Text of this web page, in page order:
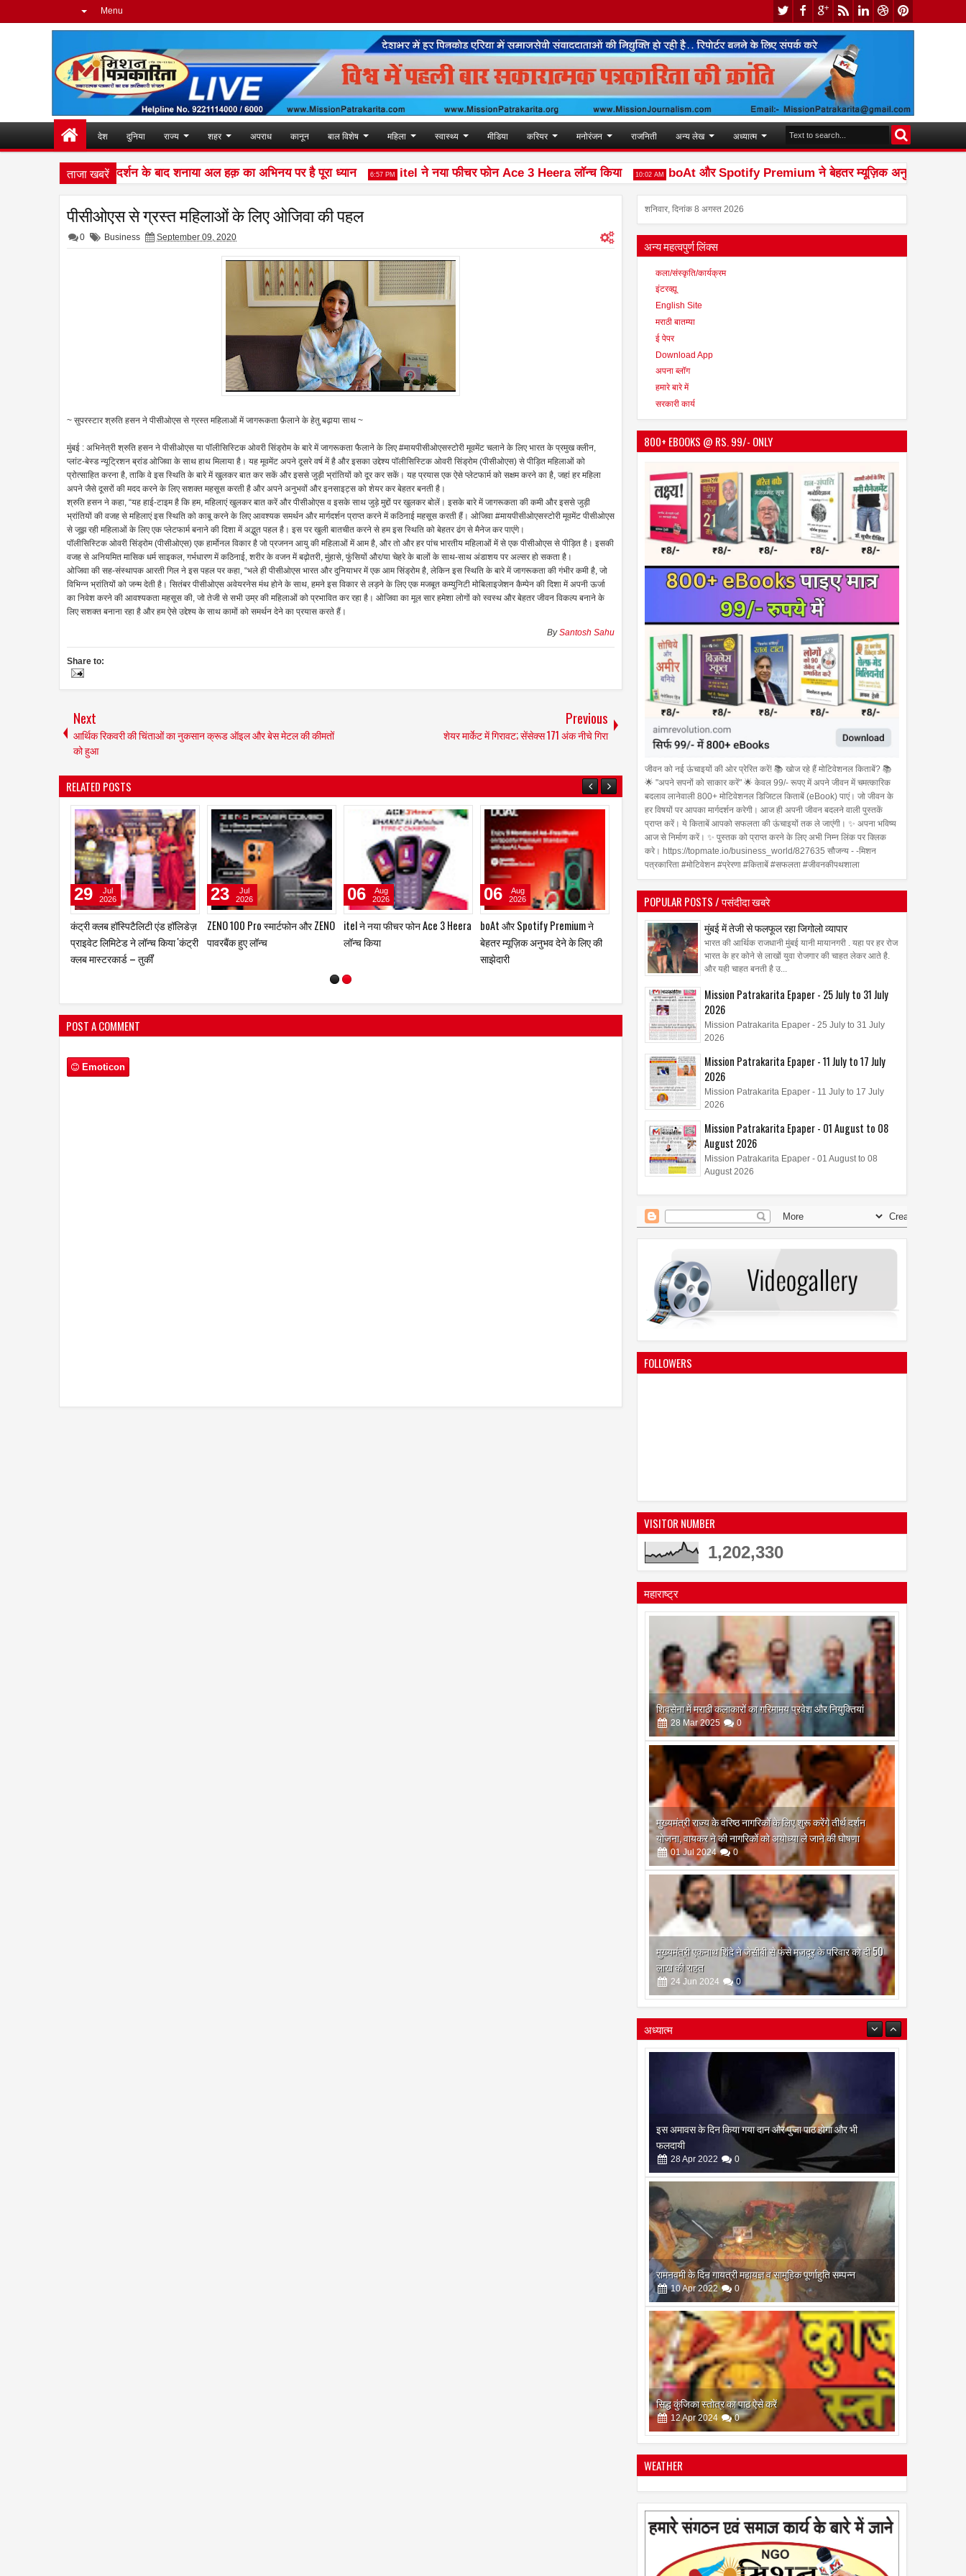
Menu
देश दुनिया राज्य शहर अपराध कानून बाल विशेष महिला स्वास्थ्य मीडिया करियर मनोरंजन राजनिती अन्य लेख अध्यात्म
ताजा खबरें
दुनिया में शानदार प्रदर्शन के बाद शनाया अल हक़ का अभिनय पर है पूरा ध्यान 6:57 PM itel ने नया फीचर फोन Ace 3 Heera लॉन्च किया 10:02 AM boAt और Spotify Premium ने बेहतर म्यूज़िक अनुभव देने के लिए की
पीसीओएस से ग्रस्त महिलाओं के लिए ओजिवा की पहल
0 Business September 09, 2020
~ सुपरस्टार श्रुति हसन ने पीसीओएस से ग्रस्त महिलाओं में जागरूकता फ़ैलाने के हेतु बढ़ाया साथ ~
मुंबई : अभिनेत्री श्रुति हसन ने पीसीओएस या पॉलीसिस्टिक ओवरी सिंड्रोम के बारे में जागरूकता फैलाने के लिए #मायपीसीओएसस्टोरी मूवमेंट चलाने के लिए भारत के प्रमुख क्लीन,
प्लांट-बेस्ड न्यूट्रिशन ब्रांड ओजिवा के साथ हाथ मिलाया है। यह मूवमेंट अपने दूसरे वर्ष में है और इसका उद्देश्य पॉलीसिस्टिक ओवरी सिंड्रोम (पीसीओएस) से पीड़ित महिलाओं को
प्रोत्साहित करना है, ताकि वे इस स्थिति के बारे में खुलकर बात कर सकें और इससे जुड़ी भ्रांतियों को दूर कर सकें। यह प्रयास एक ऐसे प्लेटफार्म को सक्षम करने का है, जहां हर महिला
अपने जैसे दूसरों की मदद करने के लिए सशक्त महसूस करती है और अपने अनुभवों और इनसाइट्स को शेयर कर बेहतर बनती है।
श्रुति हसन ने कहा, “यह हाई-टाइम है कि हम, महिलाएं खुलकर बात करें और पीसीओएस व इसके साथ जुड़े मुद्दों पर खुलकर बोलें। इसके बारे में जागरूकता की कमी और इससे जुड़ी
भ्रांतियों की वजह से महिलाएं इस स्थिति को काबू करने के लिए आवश्यक समर्थन और मार्गदर्शन प्राप्त करने में कठिनाई महसूस करती हैं। ओजिवा #मायपीसीओएसस्टोरी मूवमेंट पीसीओएस
से जूझ रही महिलाओं के लिए एक प्लेटफार्म बनाने की दिशा में अद्भुत पहल है। इस पर खुली बातचीत करने से हम इस स्थिति को बेहतर ढंग से मैनेज कर पाएंगे।
पॉलीसिस्टिक ओवरी सिंड्रोम (पीसीओएस) एक हार्मोनल विकार है जो प्रजनन आयु की महिलाओं में आम है, और तो और हर पांच भारतीय महिलाओं में से एक पीसीओएस से पीड़ित है। इसकी
वजह से अनियमित मासिक धर्म साइकल, गर्भधारण में कठिनाई, शरीर के वजन में बढ़ोतरी, मुंहासे, फुंसियों और/या चेहरे के बालों के साथ-साथ अंडाशय पर अल्सर हो सकता है।
ओजिवा की सह-संस्थापक आरती गिल ने इस पहल पर कहा, “भले ही पीसीओएस भारत और दुनियाभर में एक आम सिंड्रोम है, लेकिन इस स्थिति के बारे में जागरूकता की गंभीर कमी है, जो
विभिन्न भ्रांतियों को जन्म देती है। सितंबर पीसीओएस अवेयरनेस मंथ होने के साथ, हमने इस विकार से लड़ने के लिए एक मजबूत कम्युनिटी मोबिलाइजेशन कैम्पेन की दिशा में अपनी ऊर्जा
का निवेश करने की आवश्यकता महसूस की, जो तेजी से सभी उम्र की महिलाओं को प्रभावित कर रहा है। ओजिवा का मूल सार हमेशा लोगों को स्वस्थ और बेहतर जीवन विकल्प बनाने के
लिए सशक्त बनाना रहा है और हम ऐसे उद्देश्य के साथ कामों को समर्थन देने का प्रयास करते हैं।
BySantosh Sahu
Share to:
Next
आर्थिक रिकवरी की चिंताओं का नुकसान क्रूड ऑइल और बेस मेटल की कीमतों
को हुआ
Previous
शेयर मार्केट में गिरावट; सेंसेक्स 171 अंक नीचे गिरा
RELATED POSTS
शेखर श्रीनिवासन अब यूरो फ्रेगरेंस
इंडिया की कमान संभालेंगे
04
Aug
2026
ताइवान एक्सीलेंस ने ऑटोमेशन एक्सपो
2026 में स्मार्ट मैन्युफैक्चरिंग के भविष्य
04
Aug
2026
कंट्री क्लब हॉस्पिटैलिटी एंड हॉलिडेज़
प्राइवेट लिमिटेड ने लॉन्च किया 'कंट्री
29
Jul
2026
ZENO 100 Pro स्मार्टफोन और ZENO
पावरबैंक हुए लॉन्च
23
Jul
2026
itel ने नया फीचर फोन Ace 3 Heera
लॉन्च किया
06
Aug
2026
boAt और Spotify Premium ने
बेहतर म्यूज़िक अनुभव देने के लिए की
साझेदारी
06
Aug
POST A COMMENT
शनिवार, दिनांक 8 अगस्त 2026
अन्य महत्वपुर्ण लिंक्स
कला/संस्कृति/कार्यक्रम
इंटरव्ह्यू
English Site
मराठी बातम्या
ई पेपर
Download App
अपना ब्लॉग
हमारे बारे में
सरकारी कार्य
800+ EBOOKS @ RS. 99/- ONLY
जीवन को नई ऊंचाइयों की ओर प्रेरित करें! 📚 खोज रहे हैं मोटिवेशनल किताबें? 📚
🌟 "अपने सपनों को साकार करें" 🌟 केवल 99/- रूपए में अपने जीवन में चमत्कारिक
बदलाव लानेवाली 800+ मोटिवेशनल डिजिटल किताबें (eBook) पाएं। जो जीवन के
हर विषयों पर आपका मार्गदर्शन करेगी। आज ही अपनी जीवन बदलने वाली पुस्तकें
प्राप्त करें। ये किताबें आपको सफलता की ऊंचाइयों तक ले जाएंगी। ✨ अपना भविष्य
आज से निर्माण करें। ✨ पुस्तक को प्राप्त करने के लिए अभी निम्न लिंक पर क्लिक
करे। https://topmate.io/business_world/827635 सौजन्य - -मिशन
पत्रकारिता #मोटिवेशन #प्रेरणा #किताबें #सफलता #जीवनकीपथशाला
POPULAR POSTS / पसंदीदा खबरे
मुंबई में तेजी से फलफूल रहा जिगोलो व्यापार
भारत की आर्थिक राजधानी मुंबई यानी मायानगरी . यहा पर हर रोज
भारत के हर कोने से लाखों युवा रोजगार की चाहत लेकर आते है.
और यही चाहत बनती है उ...
Mission Patrakarita Epaper - 25 July to 31 July
2026
Mission Patrakarita Epaper - 25 July to 31 July
2026
Mission Patrakarita Epaper - 11 July to 17 July
2026
Mission Patrakarita Epaper - 11 July to 17 July
2026
Mission Patrakarita Epaper - 01 August to 08
August 2026
Mission Patrakarita Epaper - 01 August to 08
August 2026
FOLLOWERS
VISITOR NUMBER
1,202,330
महाराष्ट्र
शिवसेना में मराठी कलाकारों का गरिमामय प्रवेश और नियुक्तियां
28 Mar 2025 0
मुख्यमंत्री राज्य के वरिष्ठ नागरिकों के लिए शुरू करेंगे तीर्थ दर्शन
योजना, वायकर ने की नागरिकों को अयोध्या ले जाने की घोषणा
01 Jul 2024 0
मुख्यमंत्री एकनाथ शिंदे ने जेसीबी से फंसे मजदूर के परिवार को दी 50
लाख की राहत
24 Jun 2024 0
अध्यात्म
इस अमावस के दिन किया गया दान और पुजा पाठ होगा और भी
फलदायी
28Apr 2022 0
रामनवमी के दिन गायत्री महायज्ञ व सामुहिक पूर्णाहुति सम्पन्न
10Apr 2022 0
सिद्ध कुंजिका स्तोत्र का पाठ ऐसे करें
12Apr 2024 0
स्त्रियां गुरु क्यों नही बन सकती
2022 0
WEATHER